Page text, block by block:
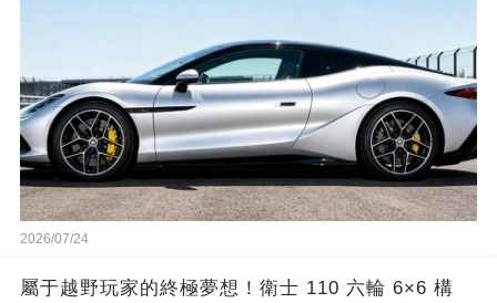
2026/07/24
屬于越野玩家的終極夢想！衛士 110 六輪 6×6 構